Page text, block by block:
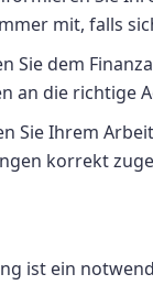
mit, falls
Sie dem
an die richtige
Sie Ihrem
korrekt
ist ein